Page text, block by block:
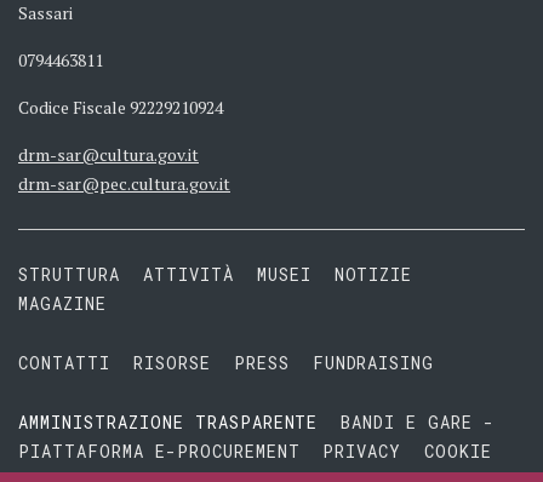
Sassari
0794463811
Codice Fiscale 92229210924
drm-sar@cultura.gov.it
drm-sar@pec.cultura.gov.it
STRUTTURA ATTIVITÀ MUSEI
NOTIZIE
MAGAZINE
CONTATTI RISORSE PRESS FUNDRAISING
AMMINISTRAZIONE TRASPARENTE
BANDI E GARE -
PIATTAFORMA E-PROCUREMENT
PRIVACY
COOKIE